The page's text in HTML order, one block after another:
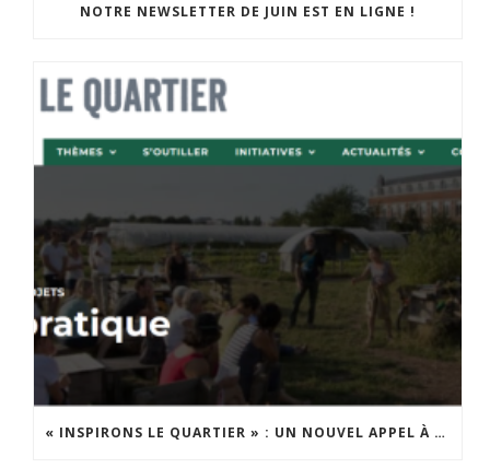
NOTRE NEWSLETTER DE JUIN EST EN LIGNE !
« INSPIRONS LE QUARTIER » : UN NOUVEL APPEL À PROJETS EST LANCÉ !